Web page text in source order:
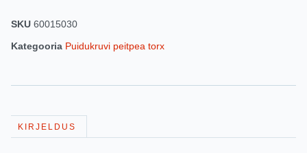
SKU 60015030
Kategooria Puidukruvi peitpea torx
KIRJELDUS